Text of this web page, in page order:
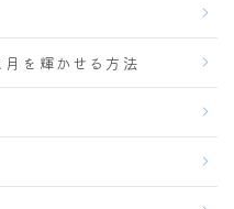
を輝かせる方法